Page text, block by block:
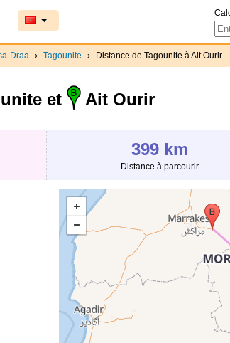
Draa › Tagounite › Distance de Tagounite à Ait Ourir
et Ait Ourir
399 km
Distance à parcourir